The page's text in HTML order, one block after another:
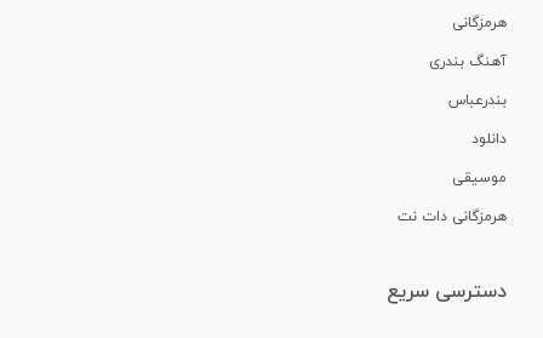
هرمزگانی
آهنگ بندری
بندرعباس
دانلود
موسیقی
هرمزگانی دات نت
دسترسی سریع